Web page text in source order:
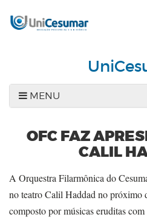
MENU
OFC FAZ
CALIL
A Orquestra Filarmônica do
no teatro Calil Haddad no próximo
composto por músicas eruditas